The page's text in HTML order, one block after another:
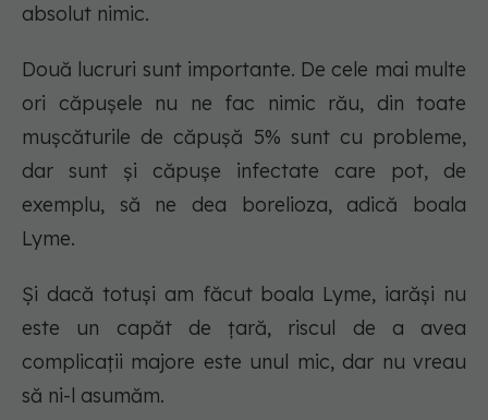
absolut nimic.
Două lucruri sunt importante. De cele mai multe
ori căpușele nu ne fac nimic rău, din toate
mușcăturile de căpușă 5% sunt cu probleme,
dar sunt și căpușe infectate care pot, de
exemplu, să ne dea borelioza, adică boala
Lyme.
Și dacă totuși am făcut boala Lyme, iarăși nu
este un capăt de țară, riscul de a avea
complicații majore este unul mic, dar nu vreau
să ni-l asumăm.